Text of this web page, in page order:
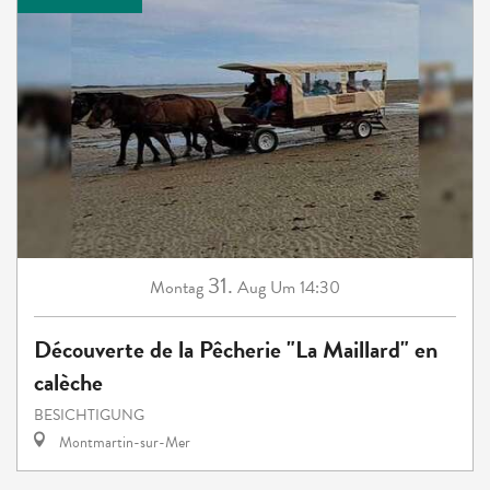
Montag 31. Aug Um 14:30
Découverte de la Pêcherie "La Maillard" en
calèche
BESICHTIGUNG
Montmartin-sur-Mer